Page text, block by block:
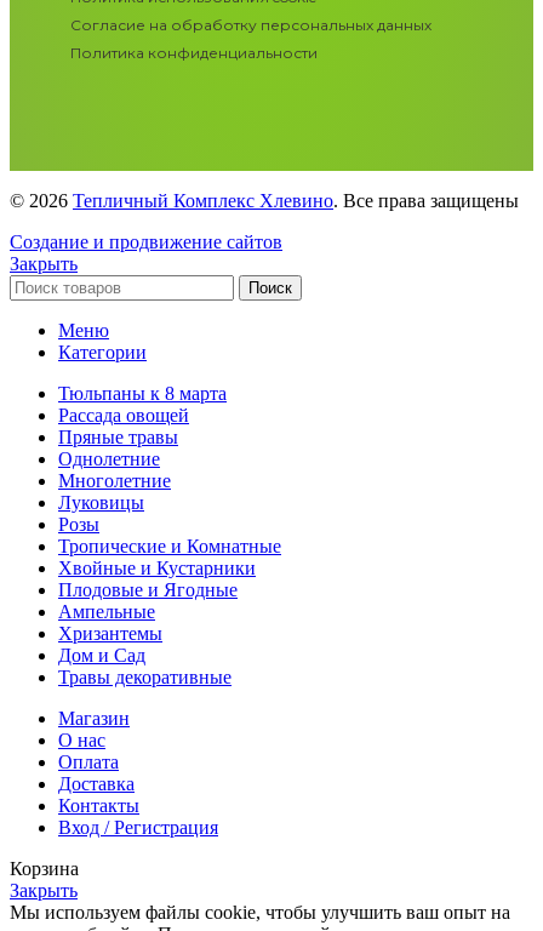
Согласие на обработку персональных данных
Политика конфиденциальности
© 2026 Тепличный Комплекс Хлевино. Все права защищены
Создание и продвижение сайтов
Закрыть
Поиск
Меню
Категории
Тюльпаны к 8 марта
Рассада овощей
Пряные травы
Однолетние
Многолетние
Луковицы
Розы
Тропические и Комнатные
Хвойные и Кустарники
Плодовые и Ягодные
Ампельные
Хризантемы
Дом и Сад
Травы декоративные
Магазин
О нас
Оплата
Доставка
Контакты
Вход / Регистрация
Корзина
Закрыть
Мы используем файлы cookie, чтобы улучшить ваш опыт на